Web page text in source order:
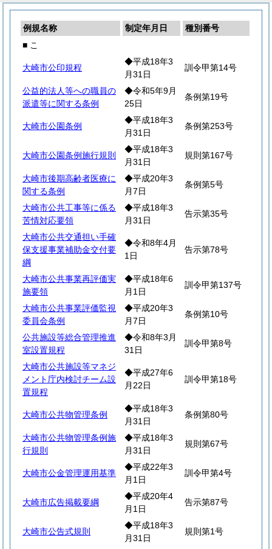
例規名称 制定年月日
種別番号
■ こ
大崎市公印規程
◆平成18年3
月31日
訓令甲第14号
公益的法人等への職員の
派遣等に関する条例
◆令和5年9月
25日
条例第19号
大崎市公園条例
◆平成18年3
月31日
条例第253号
大崎市公園条例施行規則
◆平成18年3
月31日
規則第167号
大崎市後期高齢者医療に
関する条例
◆平成20年3
月7日
条例第5号
大崎市公共工事等に係る
苦情対応要領
◆平成18年3
月31日
告示第35号
大崎市公共交通担い手確
保支援事業補助金交付要
綱
◆令和8年4月
1日
告示第78号
大崎市公共事業再評価実
施要領
◆平成18年6
月1日
訓令甲第137号
大崎市公共事業評価監視
委員会条例
◆平成20年3
月7日
条例第10号
公共施設等総合管理推進
室設置規程
◆令和8年3月
31日
訓令甲第8号
大崎市公共施設等マネジ
メント庁内検討チーム設
置規程
◆平成27年6
月22日
訓令甲第18号
大崎市公共物管理条例
◆平成18年3
月31日
条例第80号
大崎市公共物管理条例施
行規則
◆平成18年3
月31日
規則第67号
大崎市公金管理運用基準
◆平成22年3
月1日
訓令甲第4号
大崎市広告掲載要綱
◆平成20年4
月1日
告示第87号
大崎市公告式規則
◆平成18年3
月31日
規則第1号